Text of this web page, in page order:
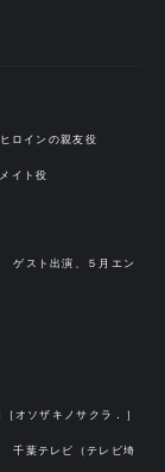
ロインの親友役
イト役
ゲスト出演、５月エン
オソザキノサクラ．］
千葉テレビ（テレビ埼